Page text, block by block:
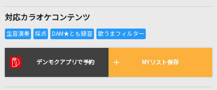
リアルタイムで歌われている曲の一覧
虹、僕 (Jesse)
対応カラオケコンテンツ
デンモクアプリで予約 MYリスト保存